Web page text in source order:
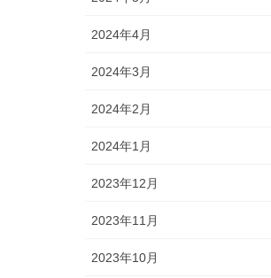
2024年4月
2024年3月
2024年2月
2024年1月
2023年12月
2023年11月
2023年10月